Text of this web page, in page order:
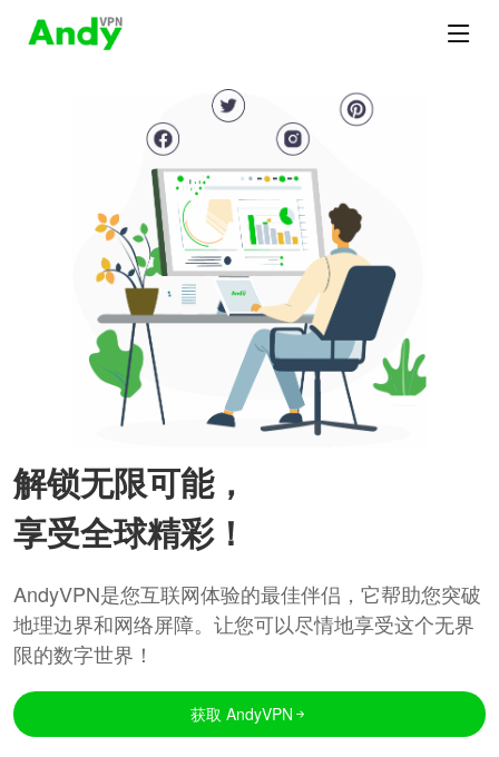
解锁无限可能，
享受全球精彩！
AndyVPN是您互联网体验的最佳伴侣，它帮助您突破
地理边界和网络屏障。让您可以尽情地享受这个无界
限的数字世界！
获取 AndyVPN